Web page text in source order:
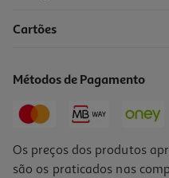
Price reduced from
7,99 €to
Promoção
Cartões
Métodos de Pagamento
Os preços dos produtos
são os praticados nas